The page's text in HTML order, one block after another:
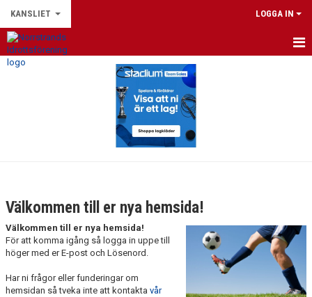
KANSLIET LOGGA IN
HEM
KONTAKT
Välkommen till er nya hemsida!
Välkommen till er nya hemsida!
För att komma igång så logga in uppe till
höger med er E-post och Lösenord.
Har ni frågor eller funderingar om
hemsidan så tveka inte att kontakta vår